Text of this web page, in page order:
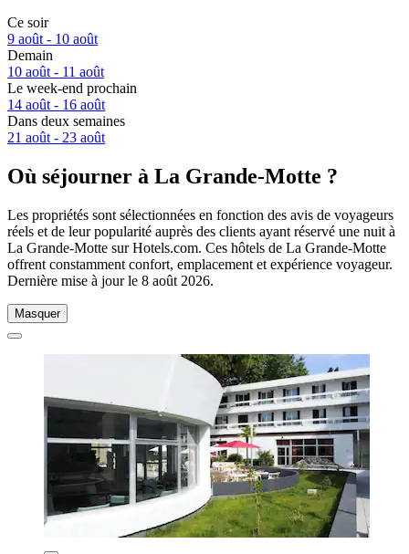
Ce soir
9 août - 10 août
Demain
10 août - 11 août
Le week-end prochain
14 août - 16 août
Dans deux semaines
21 août - 23 août
Où séjourner à La Grande-Motte ?
Les propriétés sont sélectionnées en fonction des avis de voyageurs
réels et de leur popularité auprès des clients ayant réservé une nuit à
La Grande-Motte sur Hotels.com. Ces hôtels de La Grande-Motte
offrent constamment confort, emplacement et expérience voyageur.
Dernière mise à jour le 8 août 2026.
Masquer